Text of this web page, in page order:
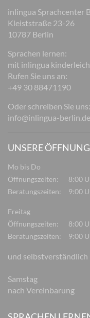
inlingua Sprachcenter
Kleiststraße 23-26
10787 Berlin
Sprachen lernen:
mit inlingua
Rufen Sie uns an:
+49 30 88471190
Oder schreiben Sie uns:
info@inlingua-berlin.de
UNSERE
Mo bis Do
Öffnungszeiten:
8:00
Beratungszeiten:
9:00
Freitag
Öffnungszeiten:
8:00
Beratungszeiten:
9:00
und
Samstag
nach Vereinbarung